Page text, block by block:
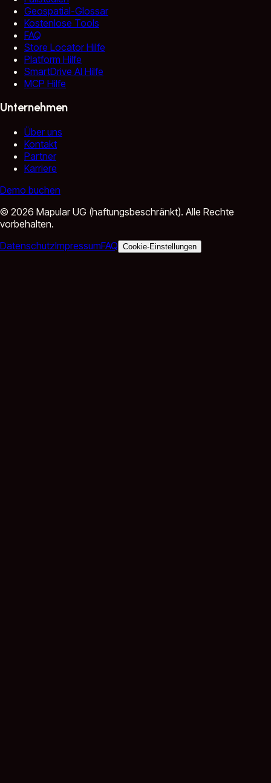
Geospatial-Glossar
Kostenlose Tools
FAQ
Store Locator Hilfe
Platform Hilfe
SmartDrive AI Hilfe
MCP Hilfe
Unternehmen
Über uns
Kontakt
Partner
Karriere
Demo buchen
© 2026 Mapular UG (haftungsbeschränkt). Alle Rechte
vorbehalten.
DatenschutzImpressumFAQ Cookie-Einstellungen